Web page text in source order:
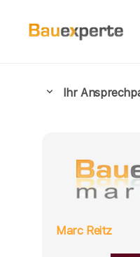
Ihr
Marc Reitz